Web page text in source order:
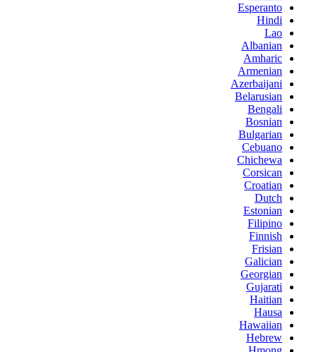
Esperanto
Hindi
Lao
Albanian
Amharic
Armenian
Azerbaijani
Belarusian
Bengali
Bosnian
Bulgarian
Cebuano
Chichewa
Corsican
Croatian
Dutch
Estonian
Filipino
Finnish
Frisian
Galician
Georgian
Gujarati
Haitian
Hausa
Hawaiian
Hebrew